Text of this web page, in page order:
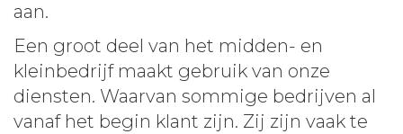
aan.
Een groot deel van het midden- en
kleinbedrijf maakt gebruik van onze
diensten. Waarvan sommige bedrijven al
vanaf het begin klant zijn. Zij zijn vaak te